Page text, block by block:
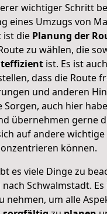
wichtiger Schritt
eines Umzugs von
ist die Planung der
zu wählen, die
ist. Es ist
dass die Route
und anderen
Sorgen, auch hier
übernehmen gerne
auf andere wichtige
können.
es viele Dinge zu
Schwalmstadt.
nehmen, um alle